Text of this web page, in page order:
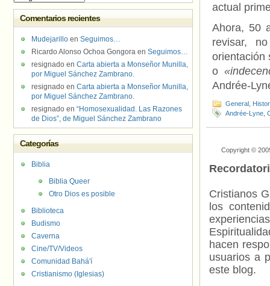
actual
Ahora, 50
revisar,
orientación
o
Andrée-
General
Andrée-Lyne
Copyright ©
Cristianos
los
hacen
usuarios a
este blog.
Comentarios recientes
Mudejarillo en Seguimos…
Ricardo Alonso Ochoa Gongora en Seguimos…
resignado en Carta abierta a Monseñor Munilla,
por Miguel Sánchez Zambrano.
resignado en Carta abierta a Monseñor Munilla,
por Miguel Sánchez Zambrano.
resignado en “Homosexualidad. Las Razones
de Dios”, de Miguel Sánchez Zambrano
Categorías
Biblia
Biblia Queer
Otro Dios es posible
Biblioteca
Budismo
Caverna
Cine/TV/Videos
Comunidad Bahá'í
Cristianismo (Iglesias)